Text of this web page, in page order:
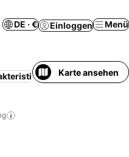
DE · € Einloggen Menü
für die Gegend
Karte ansehen